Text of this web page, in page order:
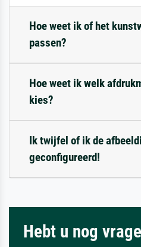
Hoe weet ik of het
passen?
Hoe weet ik welk
kies?
Ik twijfel of ik de
geconfigureerd!
Hebt u nog